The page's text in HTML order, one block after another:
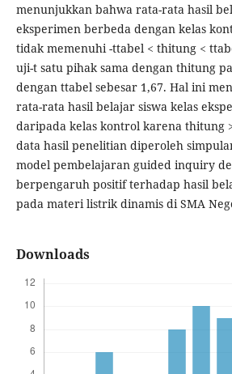
menunjukkan bahwa rata-rata hasil
eksperimen berbeda dengan kelas
tidak memenuhi -ttabel < thitung <
uji-t satu pihak sama dengan thitung
dengan ttabel sebesar 1,67. Hal ini
rata-rata hasil belajar siswa kelas
daripada kelas kontrol karena thitung
data hasil penelitian diperoleh
model pembelajaran guided inquiry
berpengaruh positif terhadap hasil
pada materi listrik dinamis di SMA
Downloads